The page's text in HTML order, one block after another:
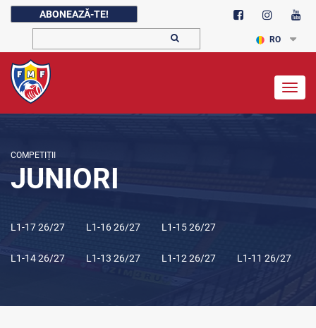
ABONEAZĂ-TE!
RO
COMPETIȚII
JUNIORI
L1-17 26/27 L1-16 26/27 L1-15 26/27
L1-14 26/27 L1-13 26/27 L1-12 26/27 L1-11 26/27